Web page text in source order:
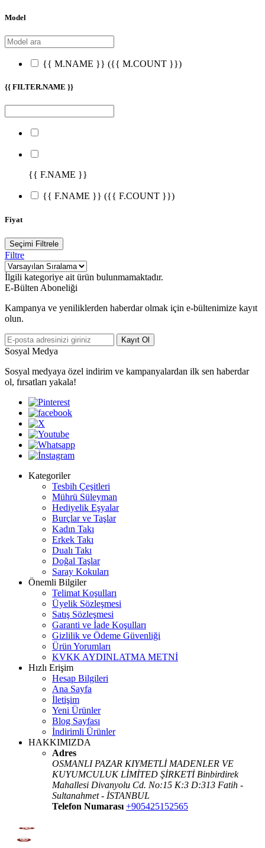
Model
{{ M.NAME }} ({{ M.COUNT }})
{{ FILTER.NAME }}
{{ F.NAME }}
{{ F.NAME }} ({{ F.COUNT }})
Fiyat
Seçimi Filtrele
Filtre
İlgili kategoriye ait ürün bulunmamaktadır.
E-Bülten Aboneliği
Kampanya ve yeniliklerden haberdar olmak için e-bültenimize kayıt
olun.
Kayıt Ol
Sosyal Medya
Sosyal medyaya özel indirim ve kampanyalardan ilk sen haberdar
ol, fırsatları yakala!
Kategoriler
Tesbih Çeşitleri
Mührü Süleyman
Hediyelik Eşyalar
Burçlar ve Taşlar
Kadın Takı
Erkek Takı
Dualı Takı
Doğal Taşlar
Saray Kokuları
Önemli Bilgiler
Telimat Koşulları
Üyelik Sözleşmesi
Satış Sözleşmesi
Garanti ve İade Koşulları
Gizlilik ve Ödeme Güvenliği
Ürün Yorumları
KVKK AYDINLATMA METNİ
Hızlı Erişim
Hesap Bilgileri
Ana Sayfa
İletişim
Yeni Ürünler
Blog Sayfası
İndirimli Ürünler
HAKKIMIZDA
Adres
OSMANLI PAZAR KIYMETLİ MADENLER VE
KUYUMCULUK LİMİTED ŞİRKETİ Binbirdirek
Mahallesi Divanyolu Cd. No:15 K:3 D:313 Fatih -
Sultanahmet - İSTANBUL
Telefon Numarası +905425152565